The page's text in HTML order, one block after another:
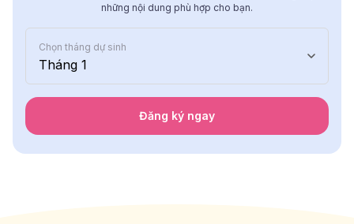
những nội dung phù hợp cho bạn.
Chọn tháng dự sinh
Tháng 1
Đăng ký ngay